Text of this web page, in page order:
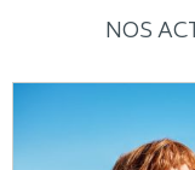
NOS